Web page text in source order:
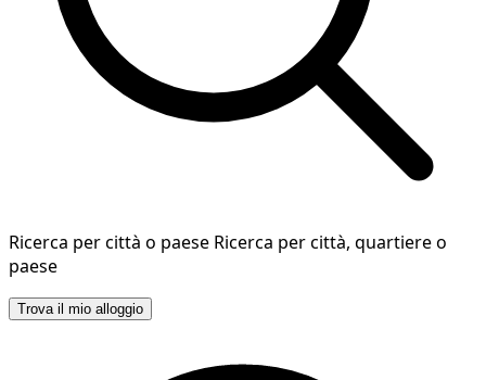
Ricerca per città o paese Ricerca per città, quartiere o
paese
Trova il mio alloggio